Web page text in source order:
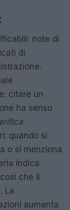
note di
di
citare un
ha senso
quando si
o si menziona
indica
che il
La
aumenta